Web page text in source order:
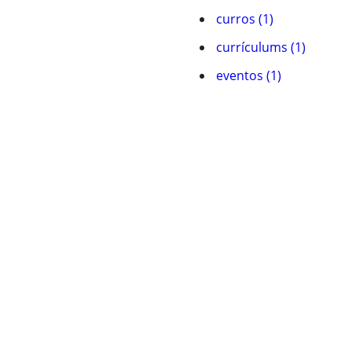
curros (1)
currí­culums (1)
eventos (1)